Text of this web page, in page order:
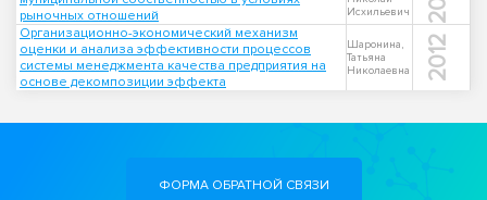
рыночных отношений
Исхильевич
Организационно-экономический механизм
оценки и анализа эффективности процессов
системы менеджмента качества предприятия на
основе декомпозиции эффекта
Шаронина,
Татьяна
Николаевна
2012
ФОРМА ОБРАТНОЙ СВЯЗИ